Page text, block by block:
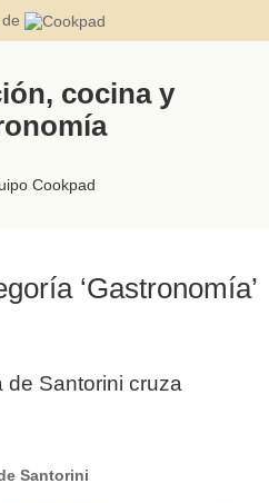
cocina y
Cookpad
‘Gastronomía’
de Santorini cruza
Santorini